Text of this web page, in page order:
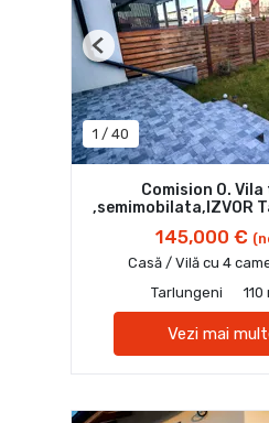
1 / 40
Previous
Comision 0. Vila
,semimobilata,IZVOR
145,000 €
Casă / Vilă cu 4
Tarlungeni
110
Vezi mai